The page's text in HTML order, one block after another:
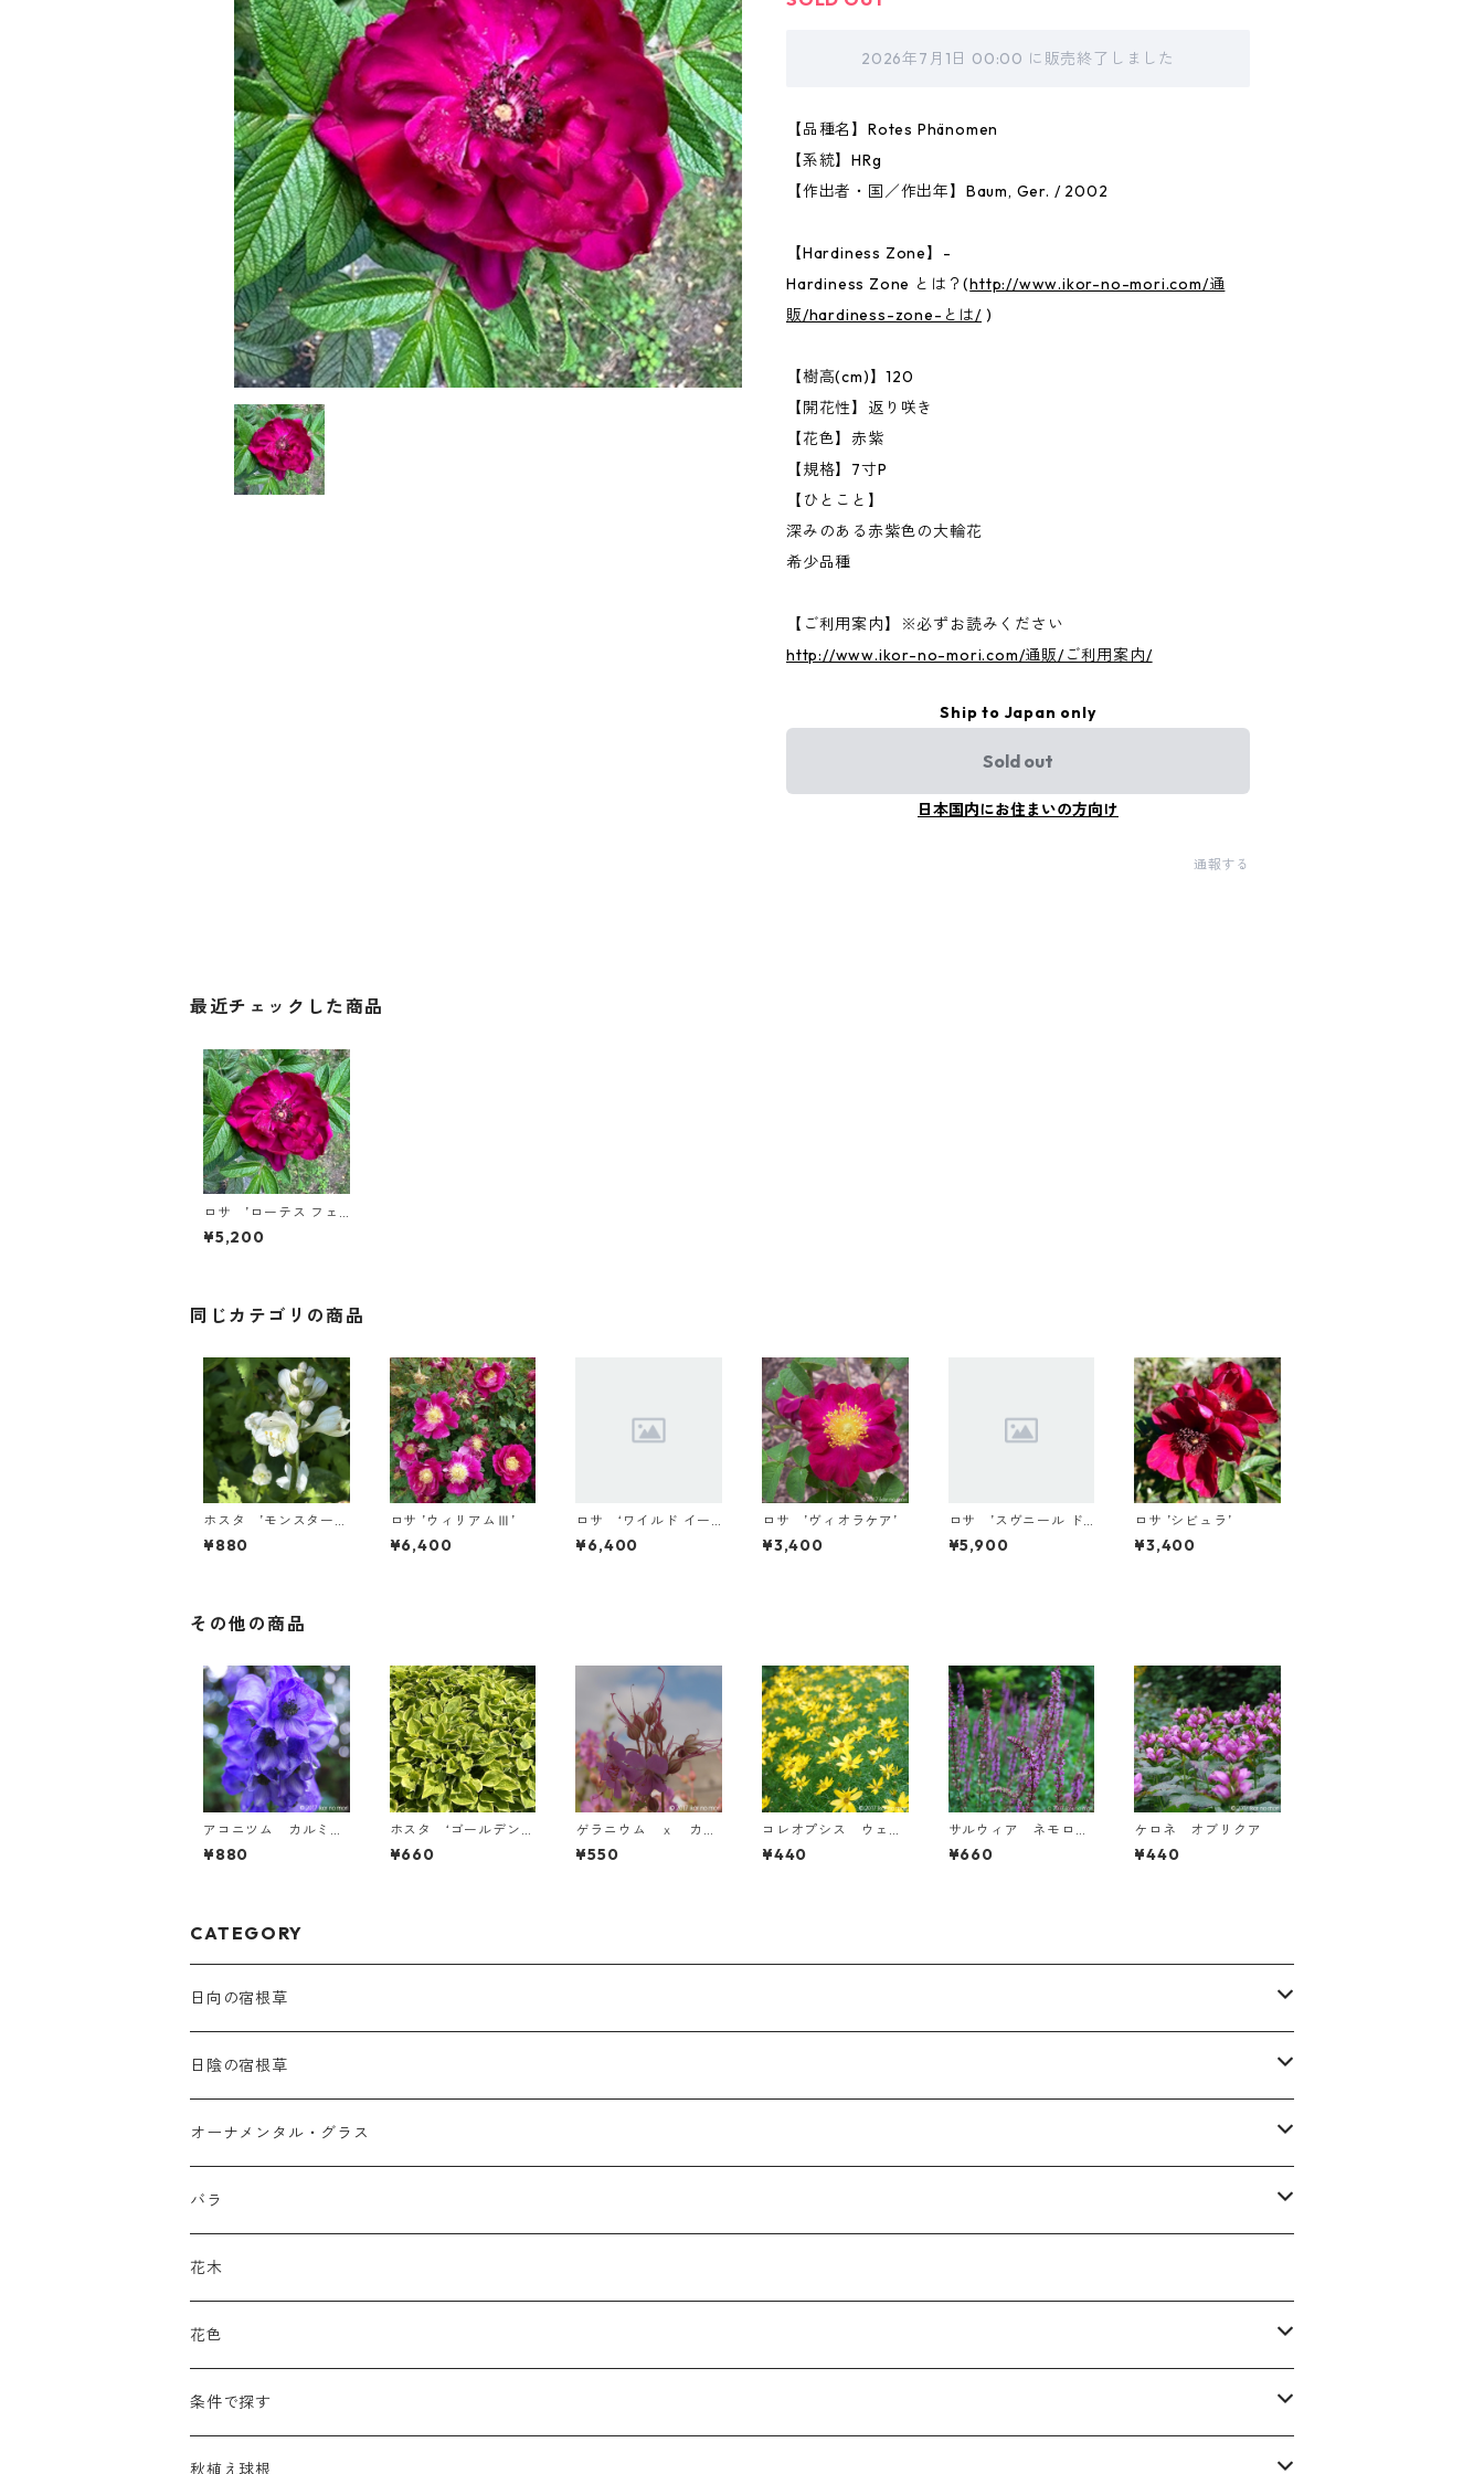
2026年7月1日 00:00 に販売終了しました
【品種名】Rotes Phänomen
【系統】HRg
【作出者・国／作出年】Baum, Ger. / 2002
【Hardiness Zone】-
Hardiness Zone とは？(http://www.ikor-no-mori.com/通
販/hardiness-zone-とは/ )
【樹高(cm)】120
【開花性】返り咲き
【花色】赤紫
【規格】7寸P
【ひとこと】
深みのある赤紫色の大輪花
希少品種
【ご利用案内】※必ずお読みください
http://www.ikor-no-mori.com/通販/ご利用案内/
Ship to Japan only
Sold out
日本国内にお住まいの方向け
通報する
最近チェックした商品
ロサ ’ローテス フェ
ノメン’
¥5,200
同じカテゴリの商品
ホスタ ’モンスター・
イヤーズ’
¥880
ロサ ’ウィリアムⅢ’
¥6,400
ロサ ‘ワイルド イー
グル’
¥6,400
ロサ ’ヴィオラケア’
¥3,400
ロサ ’スヴニール ド
ゥ トレラゼ’
¥5,900
ロサ ’シビュラ’
¥3,400
その他の商品
アコニツム カルミカ
エリイ ’アレンジー’
¥880
ホスタ ‘ゴールデン・
ティアラ’
¥660
ゲラニウム ｘ カン
タブリギエンセ ’ケン
ブリッジ’
¥550
コレオプシス ウェル
ティキラタ ’ムーンビ
ーム’
¥440
サルウィア ネモロ
サ ’アメジスト’
¥660
ケロネ オブリクア
¥440
CATEGORY
日向の宿根草
ア行
アガパンツス
アキレア
カ行
カラミンタ
カルタ
サ行
サルウィア
サングイソルバ
タ行
タナケツム
タリクトルム
ナ行
ネペタ
ハ行
パエオニア
マ行
日陰の宿根草
ア行
アクタエア
アコニツム
カ行
ギボウシ
キレンゲショウマ
タ行
ティアレラ
ドイツスズラン
ハ行
ブルネラ
プルモナリア
マ行
メルテンシア
ラ行
オーナメンタル・グラス
ア行
エリムス
カ行
カスマンティウム
カレクス
サ行
スティパ
セスレリア
タ行
デスカンプシア
ハ行
バラ
原種類
ハマナシの交配種（HRg）
ランブラー
クライマー
花木
花色
黒
青
条件で探す
蜜源植物
秋植え球根